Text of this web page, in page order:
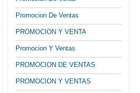
Promocion De Ventas
PROMOCION Y VENTA
Promocion Y Ventas
PROMOCION DE VENTAS
PROMOCION Y VENTAS